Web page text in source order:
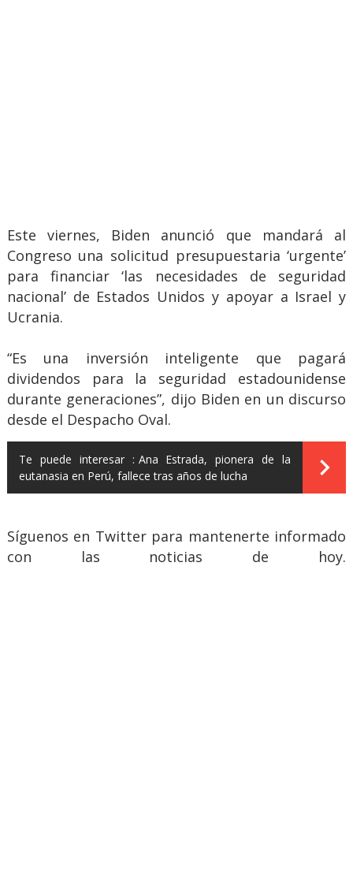
Este viernes, Biden anunció que mandará al
Congreso una solicitud presupuestaria ‘urgente’
para financiar ‘las necesidades de seguridad
nacional’ de Estados Unidos y apoyar a Israel y
Ucrania.
“Es una inversión inteligente que pagará
dividendos para la seguridad estadounidense
durante generaciones”, dijo Biden en un discurso
desde el Despacho Oval.
Te puede interesar : Ana Estrada, pionera de la
eutanasia en Perú, fallece tras años de lucha
Síguenos en Twitter para mantenerte informado
con las noticias de hoy.